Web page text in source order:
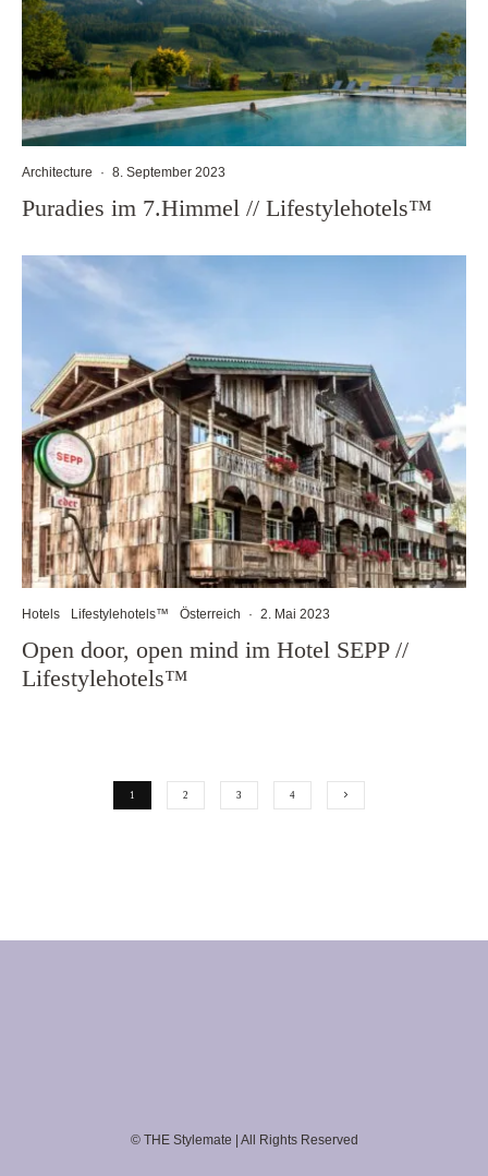
Architecture · 8. September 2023
Puradies im 7.Himmel // Lifestylehotels™
Hotels Lifestylehotels™ Österreich · 2. Mai 2023
Open door, open mind im Hotel SEPP //
Lifestylehotels™
1 2 3 4
© THE Stylemate | All Rights Reserved